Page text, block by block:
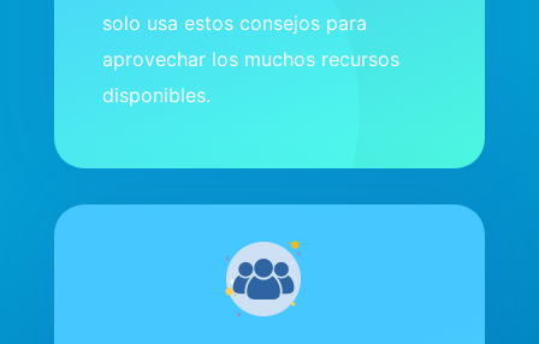
solo usa estos consejos para
aprovechar los muchos recursos
disponibles.